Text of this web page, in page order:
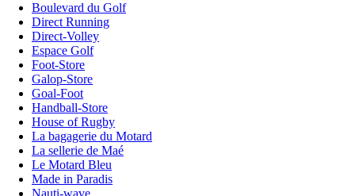
Boulevard du Golf
Direct Running
Direct-Volley
Espace Golf
Foot-Store
Galop-Store
Goal-Foot
Handball-Store
House of Rugby
La bagagerie du Motard
La sellerie de Maé
Le Motard Bleu
Made in Paradis
Nauti-wave